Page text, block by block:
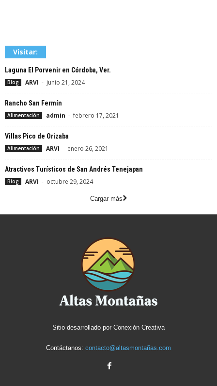
Visitar:
Laguna El Porvenir en Córdoba, Ver.
Blog ARVI - junio 21, 2024
Rancho San Fermín
Alimentación admin - febrero 17, 2021
Villas Pico de Orizaba
Alimentación ARVI - enero 26, 2021
Atractivos Turísticos de San Andrés Tenejapan
Blog ARVI - octubre 29, 2024
Cargar más
Sitio desarrollado por Conexión Creativa
Contáctanos: contacto@altasmontañas.com